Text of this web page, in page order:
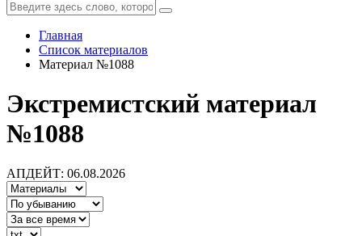
Главная
Список материалов
Материал №1088
Экстремистский материал
№1088
АПДЕЙТ: 06.08.2026